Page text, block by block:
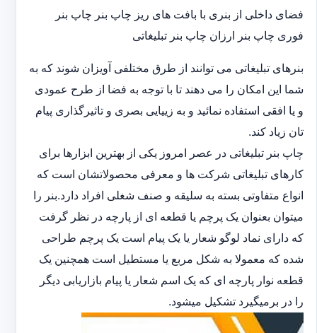
فضای داخلی از بنری با بافت های ریز چاپ بنر چاپ بنر
فوری چاپ بنر ارزان چاپ بنر تبلیغاتی
بنرهای تبلیغاتی می توانند از طرق مختلفی آویزان شوند که به
شما این امکان را می دهند تا با توجه به فضا از طرح عمودی
و یا افقی استفاده نمائید و به زییایی بصری و تاثیرگذاری پیام
تان زیاد کند.
چاپ بنر تبلیغاتی در عصر امروز یکی از بهترین ابزارها برای
کارهای تبلیغاتی شرکت ها و معرفی محصولاتشان است که
انواع متفاوتی بسته به سلیقه و صنف شغلی افراد دارد.بنر را
میتوان بعنوان یک پرچم یا قطعه ای از پارچه در نظر گرفت
که دارای نماد لوگو شعار یا یک پیام است یک پرچم طراحی
شده که معمولا به شکل مربع یا مستطیل است همچنین یک
قطعه نوار پارچه ای که یک اسم شعار یا پیام بازاریابی دیگر
را در برمیگیرد تشکیل میشود.